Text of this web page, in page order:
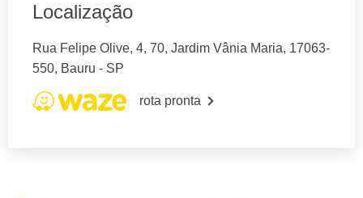
Localização
Rua Felipe Olive, 4, 70, Jardim Vânia Maria, 17063-
550, Bauru - SP
rota pronta